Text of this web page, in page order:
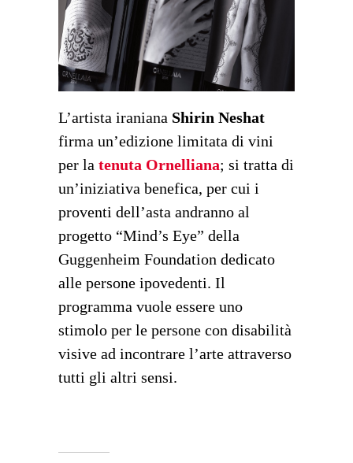
L’artista iraniana Shirin Neshat
firma un’edizione limitata di vini
per la tenuta Ornelliana; si tratta di
un’iniziativa benefica, per cui i
proventi dell’asta andranno al
progetto “Mind’s Eye” della
Guggenheim Foundation dedicato
alle persone ipovedenti. Il
programma vuole essere uno
stimolo per le persone con disabilità
visive ad incontrare l’arte attraverso
tutti gli altri sensi.